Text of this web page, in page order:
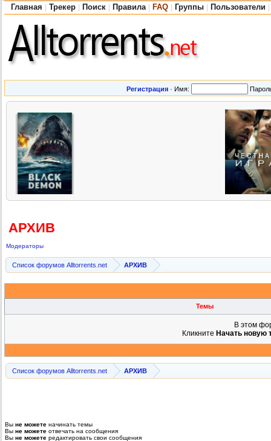
Главная Трекер Поиск Правила FAQ Группы Пользователи
Регистрация · Имя:
АРХИВ
Модераторы
Список форумов Alltorrents.net АРХИВ
Темы
В этом
Кликните Начать новую
Список форумов Alltorrents.net АРХИВ
Вы не можете начинать темы
Вы не можете отвечать на сообщения
Вы не можете редактировать свои сообщения